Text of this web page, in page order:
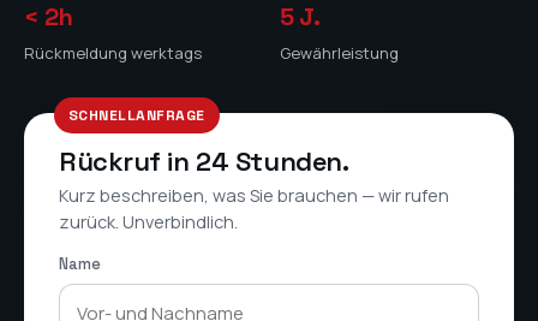
< 2h
Rückmeldung werktags
5J.
Gewährleistung
SCHNELLANFRAGE
Rückruf in 24 Stunden.
Kurz beschreiben, was Sie brauchen — wir rufen
zurück. Unverbindlich.
Name